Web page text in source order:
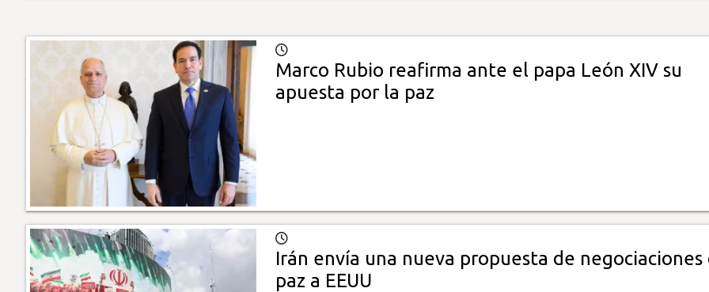
Marco Rubio reafirma ante el papa León XIV su
apuesta por la paz
Irán envía una nueva propuesta de negociaciones
paz a EEUU